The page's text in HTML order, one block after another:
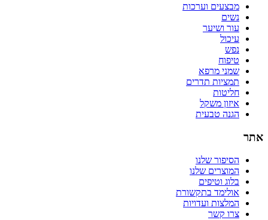
מבצעים וערכות
נשים
עור ושיער
עיכול
נפש
טיפוח
שמני מרפא
תמציות תדרים
חליטות
איזון משקל
הגנה טבעית
אתר
הסיפור שלנו
המוצרים שלנו
בלוג וטיפים
אולימד בתקשורת
המלצות ועדויות
צרו קשר